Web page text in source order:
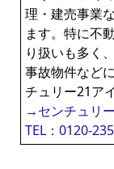
理・建売事業
ます。特に不
り扱いも多く
事故物件など
チュリー21ア
→センチュリ
TEL：0120-